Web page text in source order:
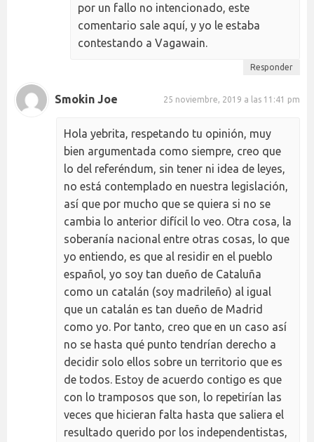
por un fallo no intencionado, este
comentario sale aquí, y yo le estaba
contestando a Vagawain.
Responder
Smokin Joe 25 noviembre, 2019 a las 11:41 pm
Hola yebrita, respetando tu opinión, muy
bien argumentada como siempre, creo que
lo del referéndum, sin tener ni idea de leyes,
no está contemplado en nuestra legislación,
así que por mucho que se quiera si no se
cambia lo anterior difícil lo veo. Otra cosa, la
soberanía nacional entre otras cosas, lo que
yo entiendo, es que al residir en el pueblo
español, yo soy tan dueño de Cataluña
como un catalán (soy madrileño) al igual
que un catalán es tan dueño de Madrid
como yo. Por tanto, creo que en un caso así
no se hasta qué punto tendrían derecho a
decidir solo ellos sobre un territorio que es
de todos. Estoy de acuerdo contigo es que
con lo tramposos que son, lo repetirían las
veces que hicieran falta hasta que saliera el
resultado querido por los independentistas,